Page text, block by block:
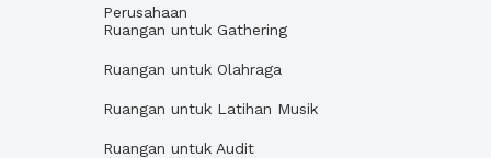
Perusahaan
Ruangan untuk Gathering
Ruangan untuk Olahraga
Ruangan untuk Latihan Musik
Ruangan untuk Audit